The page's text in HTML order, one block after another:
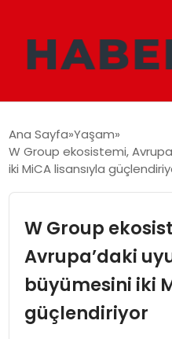
DÜNYA
TEKNOLOJI
EĞITIM
Ana Sayfa Yaşam
W Group ekosistemi,
iki MiCA lisansıyla
W Group
Avrupa’daki
büyümesini iki
güçlendiriyor